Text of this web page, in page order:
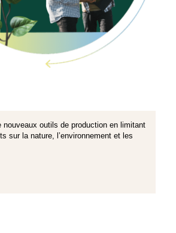
nouveaux outils de production en limitant
sur la nature, l’environnement et les